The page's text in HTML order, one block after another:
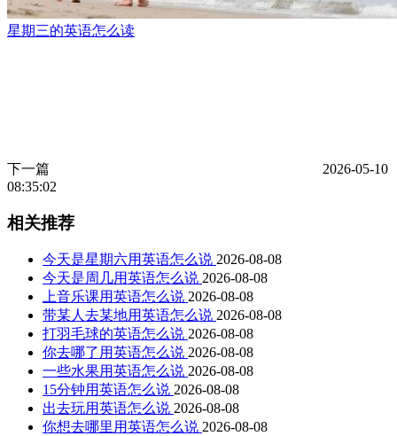
星期三的英语怎么读
下一篇
2026-05-10
08:35:02
相关推荐
今天是星期六用英语怎么说 2026-08-08
今天是周几用英语怎么说 2026-08-08
上音乐课用英语怎么说 2026-08-08
带某人去某地用英语怎么说 2026-08-08
打羽毛球的英语怎么说 2026-08-08
你去哪了用英语怎么说 2026-08-08
一些水果用英语怎么说 2026-08-08
15分钟用英语怎么说 2026-08-08
出去玩用英语怎么说 2026-08-08
你想去哪里用英语怎么说 2026-08-08